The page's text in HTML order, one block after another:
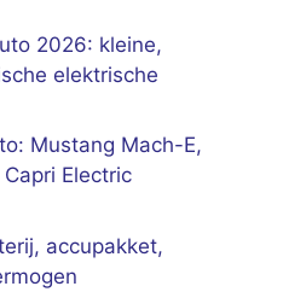
2026: kleine,
elektrische
Mustang Mach-E,
Electric
accupakket,